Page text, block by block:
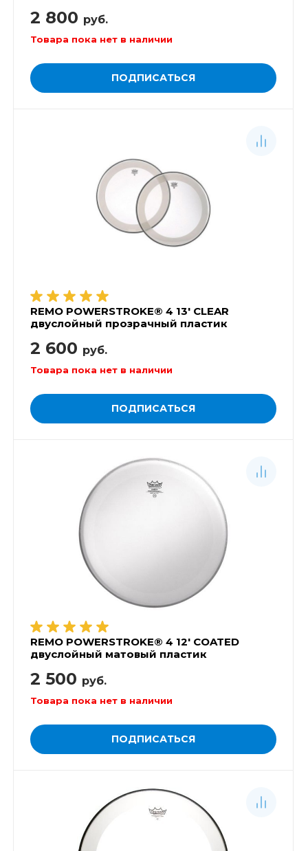
2 800 руб.
Товара пока нет в наличии
ПОДПИСАТЬСЯ
REMO POWERSTROKE® 4 13' CLEAR
двуслойный прозрачный пластик
2 600 руб.
Товара пока нет в наличии
ПОДПИСАТЬСЯ
REMO POWERSTROKE® 4 12' COATED
двуслойный матовый пластик
2 500 руб.
Товара пока нет в наличии
ПОДПИСАТЬСЯ